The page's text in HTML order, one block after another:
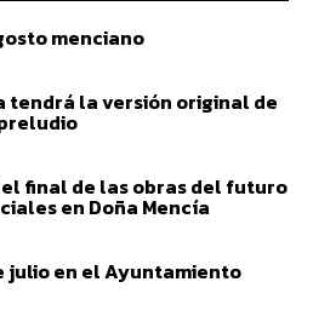
menciano
tendrá la versión original de
final de las obras del futuro
en Doña Mencía
julio en el Ayuntamiento